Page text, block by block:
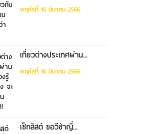
พฤหัสที่ 16 มีนาคม 2566
เที่ยวต่างประเทศผ่าน...
พฤหัสที่ 16 มีนาคม 2566
เช็กลิสต์ ขอวีซ่าญี่...